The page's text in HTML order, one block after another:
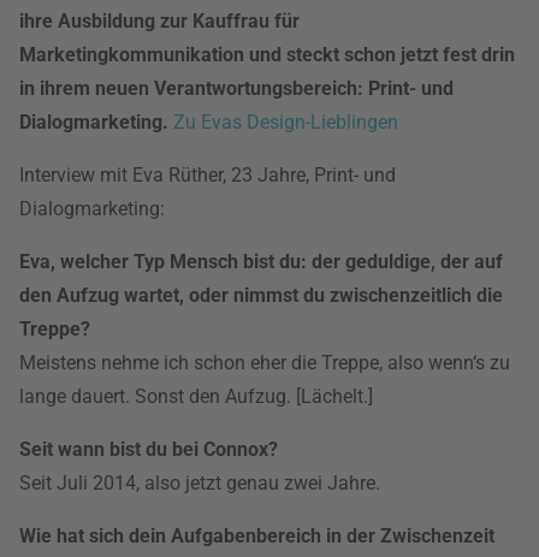
ihre Ausbildung zur Kauffrau für
Marketingkommunikation und steckt schon jetzt fest drin
in ihrem neuen Verantwortungsbereich: Print- und
Dialogmarketing. Zu Evas Design-Lieblingen
Interview mit Eva Rüther, 23 Jahre, Print- und
Dialogmarketing:
Eva, welcher Typ Mensch bist du: der geduldige, der auf
den Aufzug wartet, oder nimmst du zwischenzeitlich die
Treppe?
Meistens nehme ich schon eher die Treppe, also wenn‘s zu
lange dauert. Sonst den Aufzug. [Lächelt.]
Seit wann bist du bei Connox?
Seit Juli 2014, also jetzt genau zwei Jahre.
Wie hat sich dein Aufgabenbereich in der Zwischenzeit